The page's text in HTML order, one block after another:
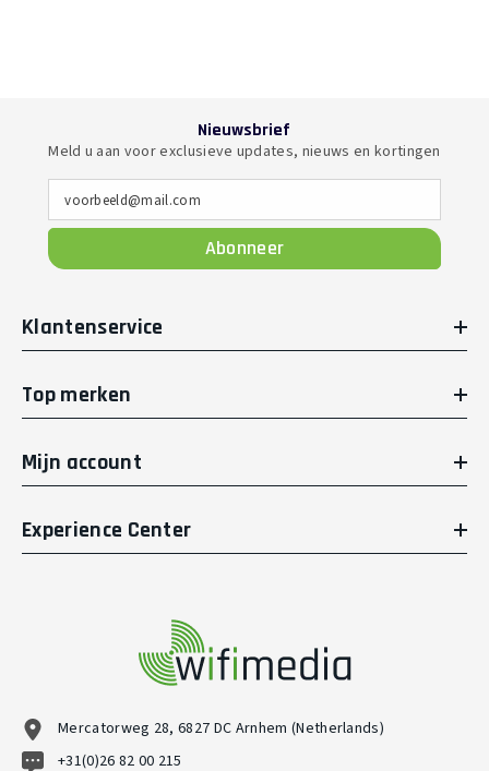
Nieuwsbrief
Meld u aan voor exclusieve updates, nieuws en kortingen
voorbeeld@mail.com
Abonneer
Klantenservice
Top merken
Mijn account
Experience Center
Mercatorweg 28, 6827 DC Arnhem (Netherlands)
+31(0)26 82 00 215